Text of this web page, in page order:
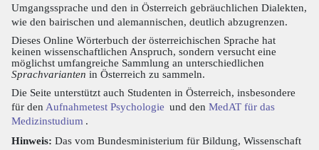
Umgangssprache und den in Österreich gebräuchlichen Dialekten,
wie den bairischen und alemannischen, deutlich abzugrenzen.
Dieses Online Wörterbuch der österreichischen Sprache hat
keinen wissenschaftlichen Anspruch, sondern versucht eine
möglichst umfangreiche Sammlung an unterschiedlichen
Sprachvarianten in Österreich zu sammeln.
Die Seite unterstützt auch Studenten in Österreich, insbesondere
für den Aufnahmetest Psychologie und den MedAT für das
Medizinstudium .
Hinweis: Das vom Bundesministerium für Bildung, Wissenschaft